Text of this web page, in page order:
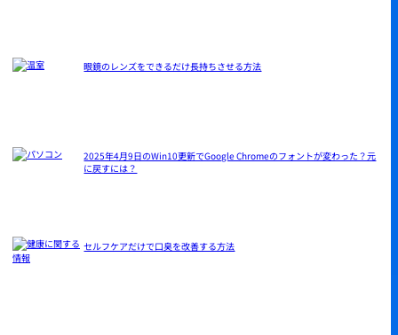
眼鏡のレンズをできるだけ長持ちさせる方法
2025年4月9日のWin10更新でGoogle Chromeのフォントが変わった？元
に戻すには？
セルフケアだけで口臭を改善する方法